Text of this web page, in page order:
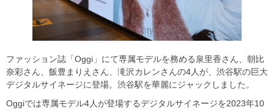
ファッション誌「Oggi」にて専属モデルを務める泉里香さん、朝比
奈彩さん、飯豊まりえさん、滝沢カレンさんの4人が、渋谷駅の巨大
デジタルサイネージに登場。渋谷駅を華麗にジャックしました。
Oggiでは専属モデル4人が登場するデジタルサイネージを2023年10